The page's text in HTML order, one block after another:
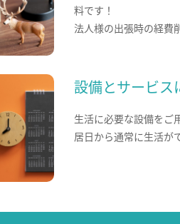
料です！
法人様の出張時の経費
設備とサービス
生活に必要な設備をご
居日から通常に生活が